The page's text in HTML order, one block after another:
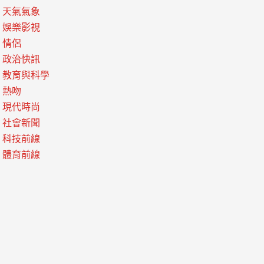
天氣氣象
娛樂影視
情侶
政治快訊
教育與科學
熱吻
現代時尚
社會新聞
科技前線
體育前線